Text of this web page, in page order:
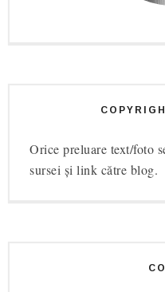
Orice preluare text/foto
sursei și link către blog.